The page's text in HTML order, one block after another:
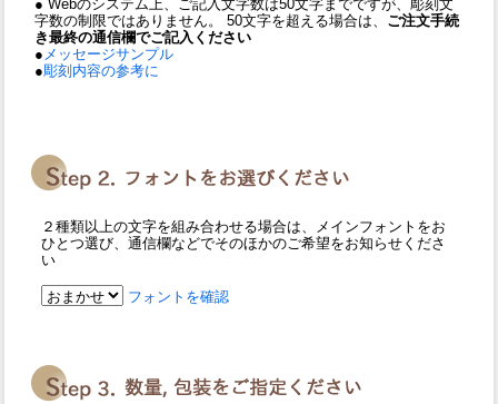
● Webのシステム上、ご記入文字数は50文字までですが、彫刻文
字数の制限ではありません。 50文字を超える場合は、 ご注文手続
き最終の通信欄でご記入ください
● メッセージサンプル
●彫刻内容の参考に
２種類以上の文字を組み合わせる場合は、メインフォントをお
ひとつ選び、通信欄などでそのほかのご希望をお知らせくださ
い
フォントを確認